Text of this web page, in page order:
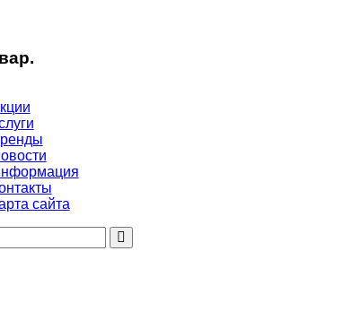
сайта